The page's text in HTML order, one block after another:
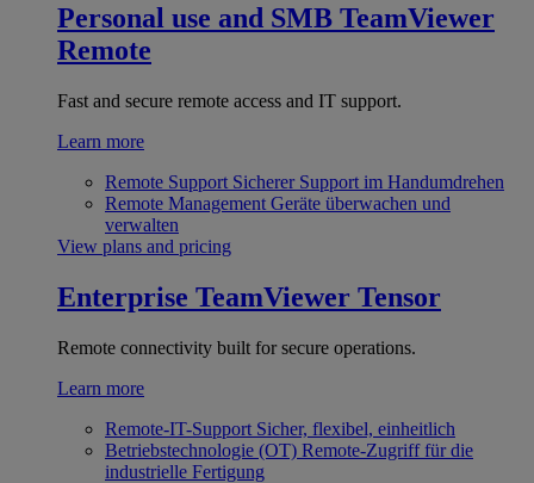
Personal use and SMB TeamViewer
Remote
Fast and secure remote access and IT support.
Learn more
Remote Support Sicherer Support im Handumdrehen
Remote Management Geräte überwachen und
verwalten
View plans and pricing
Enterprise TeamViewer Tensor
Remote connectivity built for secure operations.
Learn more
Remote-IT-Support Sicher, flexibel, einheitlich
Betriebstechnologie (OT) Remote-Zugriff für die
industrielle Fertigung